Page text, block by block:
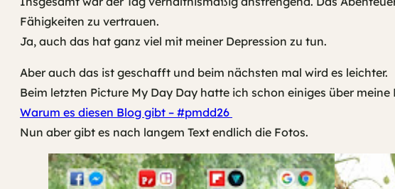
Fähigkeiten zu vertrauen.
Ja, auch das hat ganz viel mit meiner Depression zu tun.
Aber auch das ist geschafft und beim nächsten mal wird es leichter.
Beim letzten Picture My Day Day hatte ich schon einiges über
Warum es diesen Blog gibt – #pmdd26
Nun aber gibt es nach langem Text endlich die Fotos.